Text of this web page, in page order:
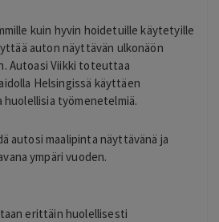
kuin hyvin hoidetuille käytetyille
auton näyttävän ulkonäön
Autoasi Viikki toteuttaa
Helsingissä käyttäen
työmenetelmiä.
autosi maalipinta näyttävänä ja
ympäri vuoden.
erittäin huolellisesti